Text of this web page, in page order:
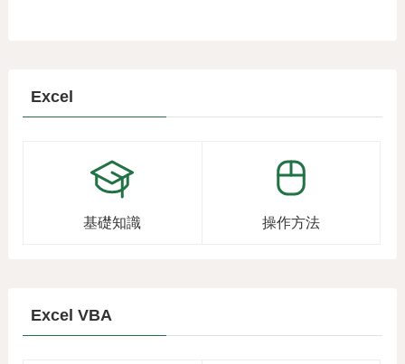
Excel
基礎知識 操作方法
Excel VBA